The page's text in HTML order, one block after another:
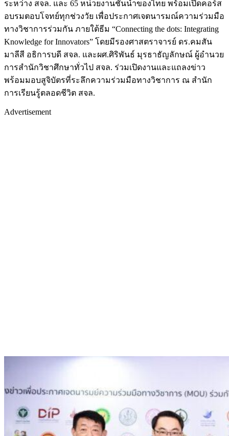
ระหว่าง สจล. และ 65 หน่วยงานชั้นนำของไทย พร้อมเปิดคอร์ส
อบรมตอบโจทย์ทุกช่วงวัย เพื่อประกาศเจตนารมณ์ความร่วมมือ
ทางวิชาการร่วมกัน ภายใต้ธีม “Connecting the dots: Integrating
Knowledge for Innovators” โดยมีรองศาสตราจารย์ ดร.คมสัน
มาลีสี อธิการบดี สจล. และผศ.ศิริพันธ์ มุรธาธัญลักษณ์ ผู้อำนวย
การสำนักวิชาศึกษาทั่วไป สจล. ร่วมเปิดงานและแถลงข่าว
พร้อมมอบสูจิบัตรที่ระลึกความร่วมมือทางวิชาการ ณ สำนัก
การเรียนรู้ตลอดชีวิต สจล.
Advertisement